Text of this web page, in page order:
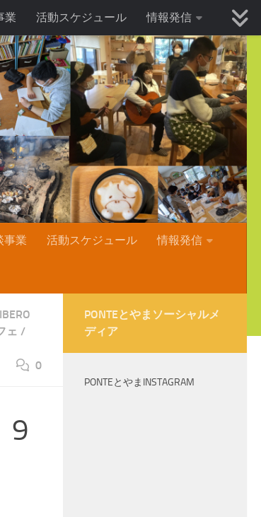
業 活動スケジュール 情報発信
事業 活動スケジュール 情報発信
ェ /
0
9
PONTEとやまソーシャルメ
ディア
PONTEとやまINSTAGRAM